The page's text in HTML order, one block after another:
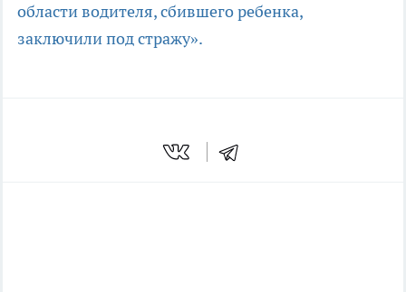
области водителя, сбившего ребенка,
заключили под стражу».